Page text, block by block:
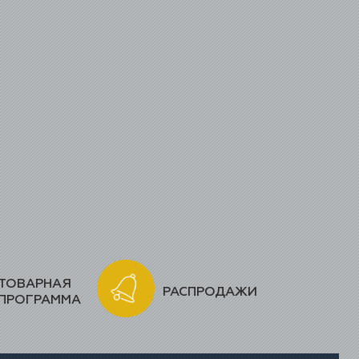
РАСПРОДАЖИ